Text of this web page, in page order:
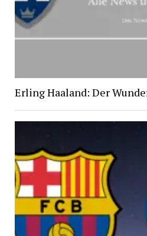
Erling Haaland: Der